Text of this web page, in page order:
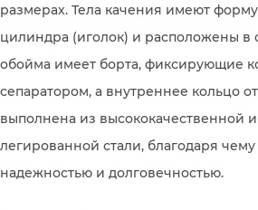
размерах. Тела качения имеют
цилиндра (иголок) и расположены в
обойма имеет борта, фиксирующие
сепаратором, а внутреннее кольцо
выполнена из высококачественной
легированной стали, благодаря чему
надежностью и долговечностью.